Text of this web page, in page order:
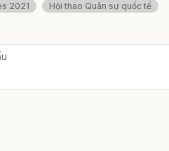
2021 Hội thao Quân sự quốc tế